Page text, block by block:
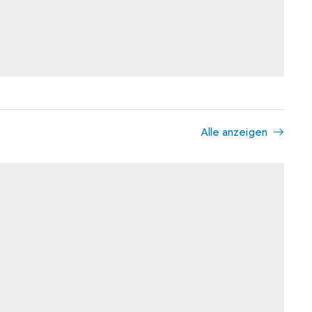
Alle anzeigen